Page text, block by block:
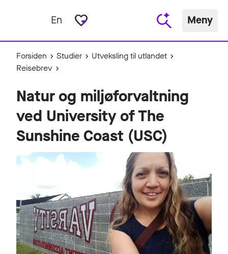
En favorite_border Meny
Forsiden Studier
Utveksling til utlandet
Reisebrev
Natur og miljøforvaltning
ved University of The
Sunshine Coast (USC)